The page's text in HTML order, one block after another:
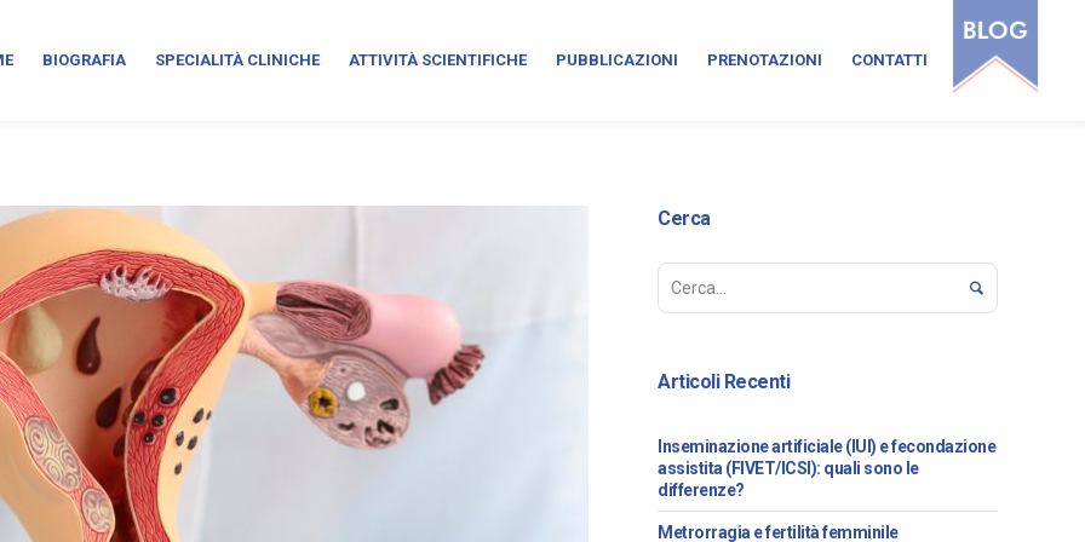
BIOGRAFIA SPECIALITÀ CLINICHE ATTIVITÀ SCIENTIFICHE PUBBLICAZIONI PRENOTAZIONI CONTATTI
Cerca
Articoli Recenti
Inseminazione artificiale (IUI) e fecondazione
assistita (FIVET/ICSI): quali sono le
differenze?
Metrorragia e fertilità femminile